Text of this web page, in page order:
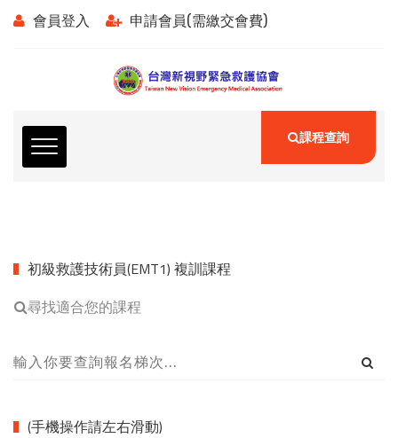
會員登入 申請會員(需繳交會費)
課程查詢
初級救護技術員(EMT1) 複訓課程
尋找適合您的課程
(手機操作請左右滑動)